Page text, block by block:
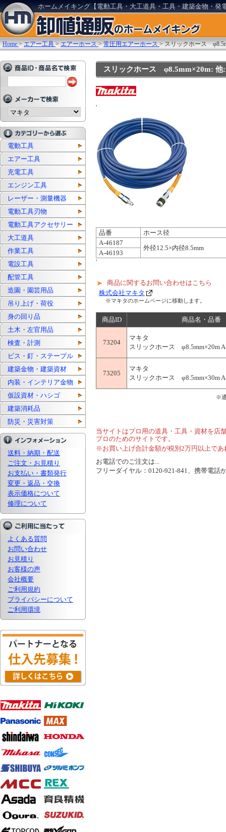
ホームメイキング【電動工具・大工道具・工具・建築金物・発
Home >エアー工具 >エアーホース >常圧用エアーホース >スリックホース
電動工具
エアー工具
充電工具
エンジン工具
レーザー・測量機器
電動工具刃物
電動工具アクセサリー
大工道具
作業工具
電設工具
配管工具
造園・園芸用品
吊り上げ・荷役
身の回り品
土木・左官用品
検査・計測
ビス・釘・ステープル
建築金物・建築資材
内装・インテリア金物
仮設資材・ハシゴ
建築消耗品
防災・災害対策
送料・納期・配送
ご注文・お見積り
お支払い・書類発行
変更・返品・交換
表示価格について
修理について
よくある質問
お問い合わせ
お見積り
お客様の声
会社概要
ご利用規約
プライバシーについて
ご利用環境
スリックホース φ8.5mm×20m: 他
'
品番
ホース径
A-46187
外径12.5×内径8.5mm
A-46193
'
商品に関するお問い合わせはこちら
株式会社マキタ
※マキタのホームページに移動します。
商品ID 商品名・品番
73204
マキタ
スリックホース φ8.5mm×20m
73205
マキタ
スリックホース φ8.5mm×30m
※
当サイトはプロ用の道具・工具・資材を店
プロのためのサイトです。
※お買い上げ合計金額が税別2万円以上で
お電話でのご注文は...
フリーダイヤル：0120-921-841、携帯電